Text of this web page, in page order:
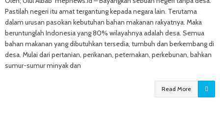
Pastilah negeri itu amat tergantung kepada negara lain. Terutama
dalam urusan pasokan kebutuhan bahan makanan rakyatnya. Maka
beruntunglah Indonesia yang 80% wilayahnya adalah desa. Semua
bahan makanan yang dibutuhkan tersedia, tumbuh dan berkembang di
desa. Mulai dari pertanian, perikanan, peternakan, perkebunan, bahkan
sumur-sumur minyak dan
Read More